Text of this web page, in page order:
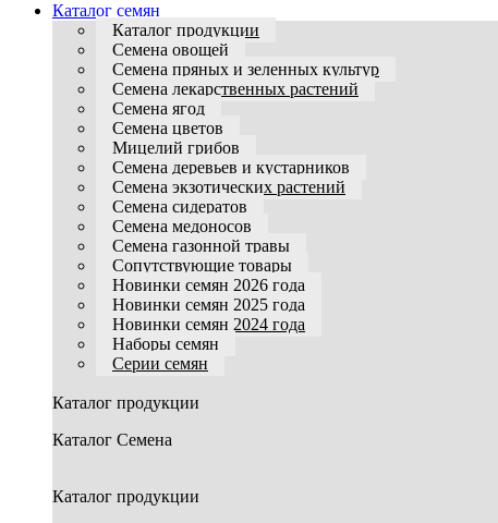
Каталог семян
Каталог продукции
Семена овощей
Семена пряных и зеленных культур
Семена лекарственных растений
Семена ягод
Семена цветов
Мицелий грибов
Семена деревьев и кустарников
Семена экзотических растений
Семена сидератов
Семена медоносов
Семена газонной травы
Сопутствующие товары
Новинки семян 2026 года
Новинки семян 2025 года
Новинки семян 2024 года
Наборы семян
Серии семян
Каталог продукции
Каталог Семена
Каталог продукции